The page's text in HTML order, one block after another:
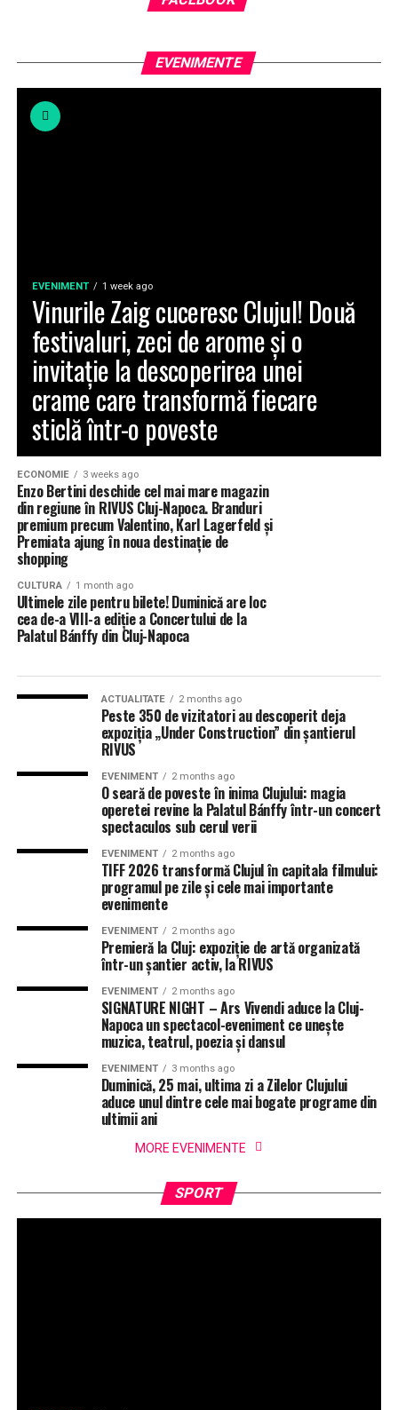
EVENIMENTE
EVENIMENT 1 week ago
Vinurile Zaig cuceresc Clujul! Două
festivaluri, zeci de arome și o
invitație la descoperirea unei
crame care transformă fiecare
sticlă într-o poveste
ECONOMIE 3 weeks ago
Enzo Bertini deschide cel mai mare magazin
din regiune în RIVUS Cluj-Napoca. Branduri
premium precum Valentino, Karl Lagerfeld și
Premiata ajung în noua destinație de
shopping
CULTURA 1 month ago
Ultimele zile pentru bilete! Duminică are loc
cea de-a VIII-a ediție a Concertului de la
Palatul Bánffy din Cluj-Napoca
ACTUALITATE 2 months ago
Peste 350 de vizitatori au descoperit deja
expoziția „Under Construction” din șantierul
RIVUS
EVENIMENT 2 months ago
O seară de poveste în inima Clujului: magia
operetei revine la Palatul Bánffy într-un concert
spectaculos sub cerul verii
EVENIMENT 2 months ago
TIFF 2026 transformă Clujul în capitala filmului:
programul pe zile și cele mai importante
evenimente
EVENIMENT 2 months ago
Premieră la Cluj: expoziție de artă organizată
într-un șantier activ, la RIVUS
EVENIMENT 2 months ago
SIGNATURE NIGHT – Ars Vivendi aduce la Cluj-
Napoca un spectacol-eveniment ce unește
muzica, teatrul, poezia și dansul
EVENIMENT 3 months ago
Duminică, 25 mai, ultima zi a Zilelor Clujului
aduce unul dintre cele mai bogate programe din
ultimii ani
MORE EVENIMENTE
SPORT